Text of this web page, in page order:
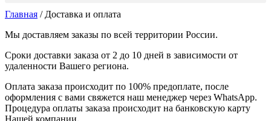
Главная / Доставка и оплата
Мы доставляем заказы по всей территории России.
Сроки доставки заказа от 2 до 10 дней в зависимости от
удаленности Вашего региона.
Оплата заказа происходит по 100% предоплате, после
оформления с вами свяжется наш менеджер через WhatsApp.
Процедура оплаты заказа происходит на банковскую карту
Нашей компании.